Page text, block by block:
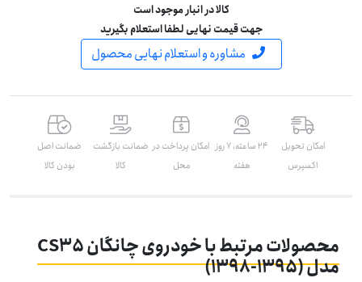
کالا در انبار موجود است
جهت قیمت نهایی لطفا استعلام بگیرید
مشاوره و استعلام نهایی محصول
امکان تحویل
اکسپرس
۲۴ ساعته، ۷ روز
هفته
امکان پرداخت در
محل
ضمانت بازگشت
کالا
ضمانت اصل
بودن کالا
محصولات مرتبط با خودروی چانگان CS35
مدل (1395-1398)